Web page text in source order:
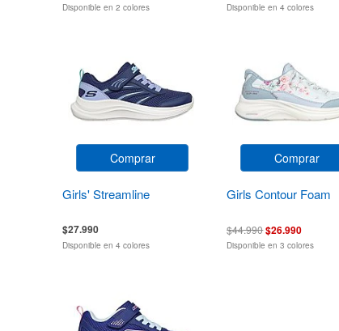
Disponible en 2 colores Disponible en 4 colores
Comprar
Girls' Streamline
$27.990
Disponible en 4 colores
Comprar
Girls Contour Foam
$44.990$26.990
Disponible en 3 colores